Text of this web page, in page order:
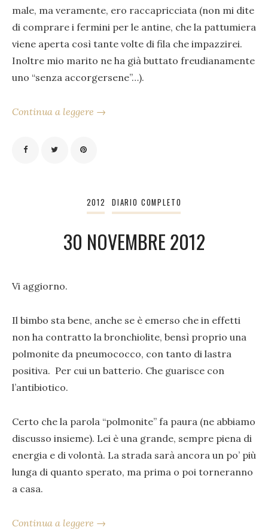
male, ma veramente, ero raccapricciata (non mi dite
di comprare i fermini per le antine, che la pattumiera
viene aperta così tante volte di fila che impazzirei.
Inoltre mio marito ne ha già buttato freudianamente
uno “senza accorgersene”…).
Continua a leggere →
2012 DIARIO COMPLETO
30 NOVEMBRE 2012
Vi aggiorno.
Il bimbo sta bene, anche se è emerso che in effetti
non ha contratto la bronchiolite, bensì proprio una
polmonite da pneumococco, con tanto di lastra
positiva. Per cui un batterio. Che guarisce con
l’antibiotico.
Certo che la parola “polmonite” fa paura (ne abbiamo
discusso insieme). Lei è una grande, sempre piena di
energia e di volontà. La strada sarà ancora un po’ più
lunga di quanto sperato, ma prima o poi torneranno
a casa.
Continua a leggere →